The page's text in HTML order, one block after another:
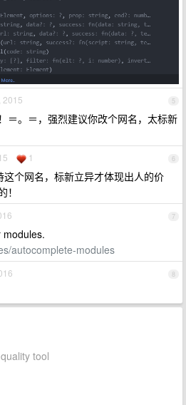
5
2015
＝。＝，强烈建议你改个网名，太标新
6
1
这个网名，标新立异才体现出人的价
7
autocomplete-modules
8
tool